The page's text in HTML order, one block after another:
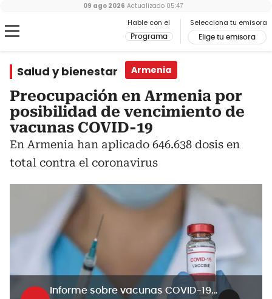
Hable con el
Programa
Selecciona tu emisora
Elige tu emisora
09 ago 2026 Actualizado 05:47
Salud y bienestar Armenia
Preocupación en Armenia por
posibilidad de vencimiento de
vacunas COVID-19
En Armenia han aplicado 646.638 dosis en
total contra el coronavirus
Informe sobre vacunas COVID-19 en Armenia